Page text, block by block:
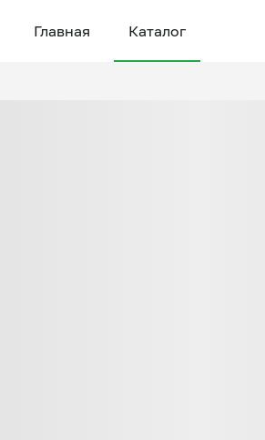
Главная Каталог